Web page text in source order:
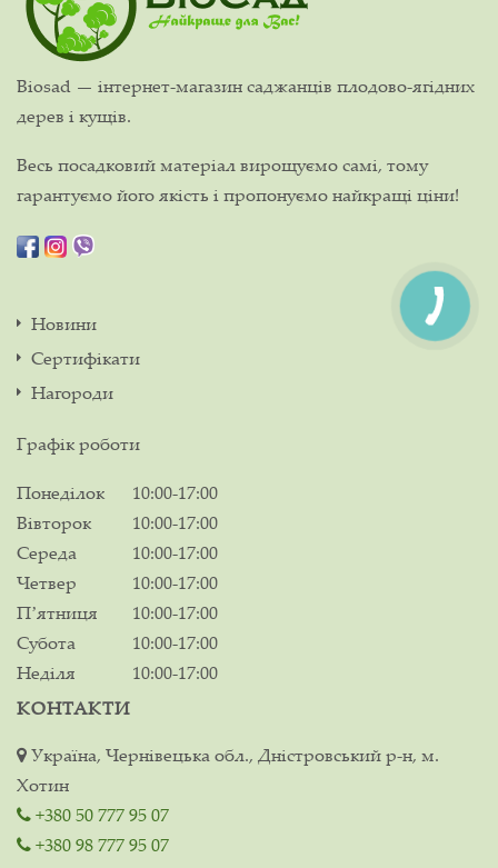
Biosad — інтернет-магазин саджанців плодово-ягідних
дерев і кущів.
Весь посадковий матеріал вирощуємо самі, тому
гарантуємо його якість і пропонуємо найкращі ціни!
Новини
Сертифікати
Нагороди
Графік роботи
Понеділок
10:00-17:00
Вівторок
10:00-17:00
Середа
10:00-17:00
Четвер
10:00-17:00
Пʼятниця
10:00-17:00
Субота
10:00-17:00
Неділя
10:00-17:00
КОНТАКТИ
Україна, Чернівецька обл., Дністровський р-н, м.
Хотин
+380 50 777 95 07
+380 98 777 95 07